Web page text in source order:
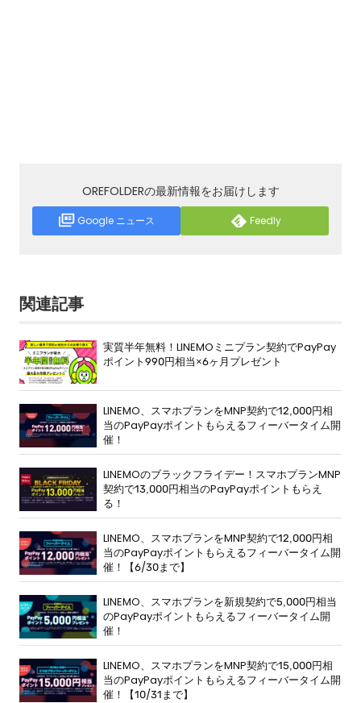
OREFOLDERの最新情報をお届けします
Google ニュース Feedly
関連記事
実質半年無料！LINEMOミニプラン契約でPayPay
ポイント990円相当×6ヶ月プレゼント
LINEMO、スマホプランをMNP契約で12,000円相
当のPayPayポイントもらえるフィーバータイム開
催！
LINEMOのブラックフライデー！スマホプランMNP
契約で13,000円相当のPayPayポイントもらえ
る！
LINEMO、スマホプランをMNP契約で12,000円相
当のPayPayポイントもらえるフィーバータイム開
催！【6/30まで】
LINEMO、スマホプランを新規契約で5,000円相当
のPayPayポイントもらえるフィーバータイム開
催！
LINEMO、スマホプランをMNP契約で15,000円相
当のPayPayポイントもらえるフィーバータイム開
催！【10/31まで】